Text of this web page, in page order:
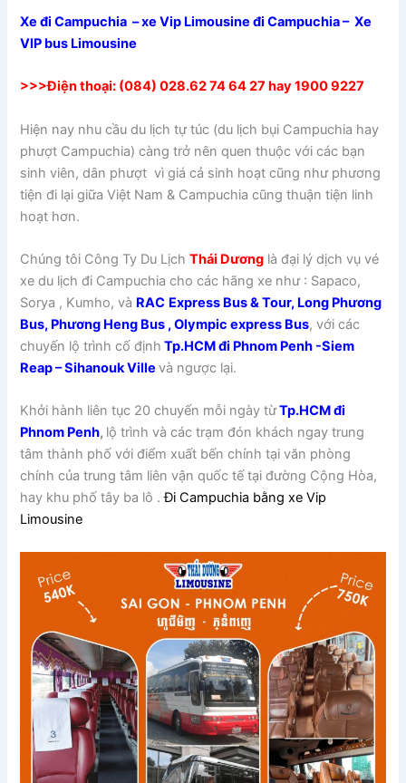
Xe đi Campuchia – xe Vip Limousine đi Campuchia – Xe
VIP bus Limousine
>>>Điện thoại: (084) 028.62 74 64 27 hay 1900 9227
Hiện nay nhu cầu du lịch tự túc (du lịch bụi Campuchia hay
phượt Campuchia) càng trở nên quen thuộc với các bạn
sinh viên, dân phượt vì giá cả sinh hoạt cũng như phương
tiện đi lại giữa Việt Nam & Campuchia cũng thuận tiện linh
hoạt hơn.
Chúng tôi Công Ty Du LịchThái Dương là đại lý dịch vụ vé
xe du lịch đi Campuchia cho các hãng xe như : Sapaco,
Sorya , Kumho, và RAC Express Bus & Tour, Long Phương
Bus, Phương Heng Bus , Olympic express Bus, với các
chuyến lộ trình cố định Tp.HCM đi Phnom Penh -Siem
Reap – Sihanouk Villevà ngược lại.
Khởi hành liên tục 20 chuyến mỗi ngày từTp.HCM đi
Phnom Penh, lộ trình và các trạm đón khách ngay trung
tâm thành phố với điểm xuất bến chính tại văn phòng
chính của trung tâm liên vận quốc tế tại đường Cộng Hòa,
hay khu phố tây ba lô .Đi Campuchia bằng xe Vip
Limousine